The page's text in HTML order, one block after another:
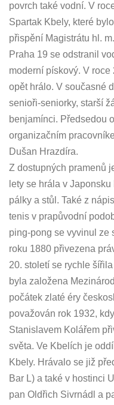
povrch také vodní. V
Spartak Kbely, které
přispění Magistrátu hl.
Praha 19 se odstranil
moderní pískový. V
opět hrálo. V současné
senioři-seniorky, starší
benjamínci. Předsedou
organizačním
Dušan Hrazdíra.
Z dostupných pramenů
lety se hrála v
pálky a stůl. Také z
tenis v prapůvodní
ping-pong se vyvinul ze
roku 1880 přivezena
20. století se rychle
byla založena
počátek zlaté éry
považován rok 1932,
Stanislavem Kolářem
světa. Ve Kbelích je
Kbely. Hrávalo se již
Bar L) a také v hostinci
pan Oldřich Sivrnádl a